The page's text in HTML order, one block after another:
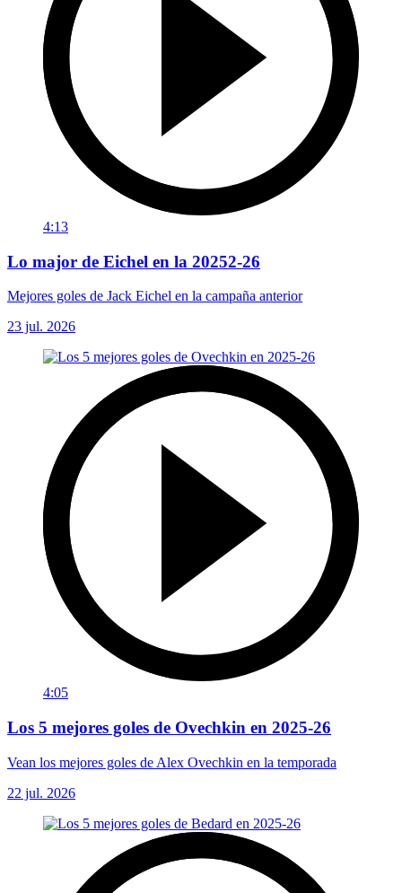
4:13
Lo major de Eichel en la 20252-26
Mejores goles de Jack Eichel en la campaña anterior
23 jul. 2026
4:05
Los 5 mejores goles de Ovechkin en 2025-26
Vean los mejores goles de Alex Ovechkin en la temporada
22 jul. 2026